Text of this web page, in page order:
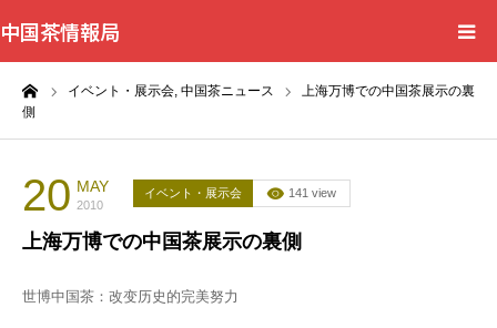
中国茶情報局
イベント・展示会, 中国茶ニュース
上海万博での中国茶展示の裏
側
20 MAY
2010
イベント・展示会 141 view
上海万博での中国茶展示の裏側
世博中国茶：改变历史的完美努力
Home